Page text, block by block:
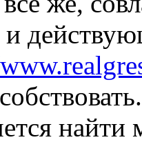
найти